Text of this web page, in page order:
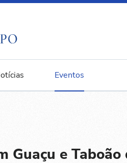
Eventos
Guaçu e Taboão